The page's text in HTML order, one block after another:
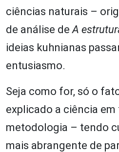
ciências naturais –
de análise deA
ideias kuhnianas
entusiasmo.
Seja como for, só o
explicado a ciência
metodologia – tendo
mais abrangente de